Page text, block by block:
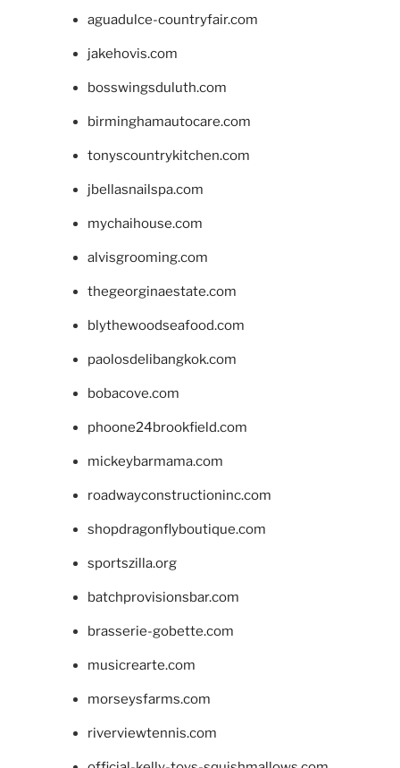
aguadulce-countryfair.com
jakehovis.com
bosswingsduluth.com
birminghamautocare.com
tonyscountrykitchen.com
jbellasnailspa.com
mychaihouse.com
alvisgrooming.com
thegeorginaestate.com
blythewoodseafood.com
paolosdelibangkok.com
bobacove.com
phoone24brookfield.com
mickeybarmama.com
roadwayconstructioninc.com
shopdragonflyboutique.com
sportszilla.org
batchprovisionsbar.com
brasserie-gobette.com
musicrearte.com
morseysfarms.com
riverviewtennis.com